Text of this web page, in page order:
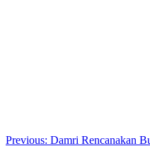
Previous: Damri Rencanakan